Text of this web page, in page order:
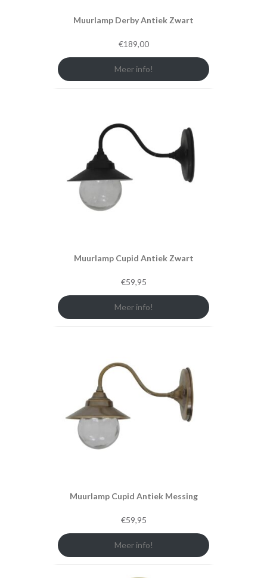
Muurlamp Derby Antiek Zwart
€189,00
Meer info!
Muurlamp Cupid Antiek Zwart
€59,95
Meer info!
Muurlamp Cupid Antiek Messing
€59,95
Meer info!